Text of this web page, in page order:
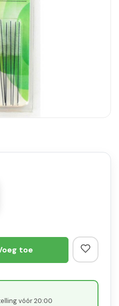
toe
vóór 20:00